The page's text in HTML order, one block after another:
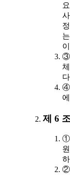
③
④
제 6
①
②